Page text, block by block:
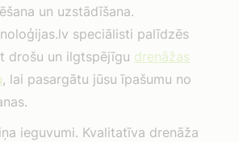
un uzstādīšana.
speciālisti palīdzēs
drošu un ilgtspējīgu drenāžas
, lai pasargātu jūsu īpašumu no
ieguvumi. Kvalitatīva drenāža